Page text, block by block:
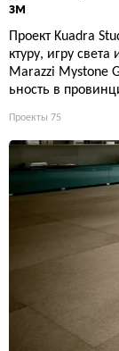
зм
Проект Kuadra
ктуру, игру
Marazzi Mystone
ьность в
Проекты 75